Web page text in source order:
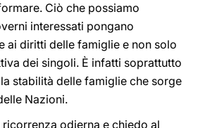
Ciò che possiamo
interessati pongano
ai diritti delle famiglie e non solo
dei singoli. È infatti soprattutto
stabilità delle famiglie che sorge
Nazioni.
odierna e chiedo al